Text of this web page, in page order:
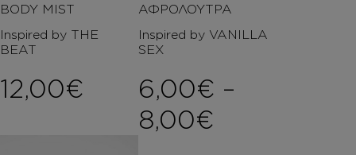
BODY MIST
Inspired by THE
BEAT
12,00€
ΑΦΡΟΛΟΥΤΡΑ
Inspired by VANILLA
SEX
6,00€ –
8,00€